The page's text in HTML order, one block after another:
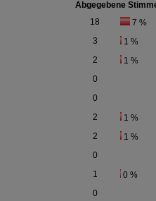
Abgegebene
18 7 %
3 1 %
2 1 %
0
0
2 1 %
2 1 %
0
1 0 %
0